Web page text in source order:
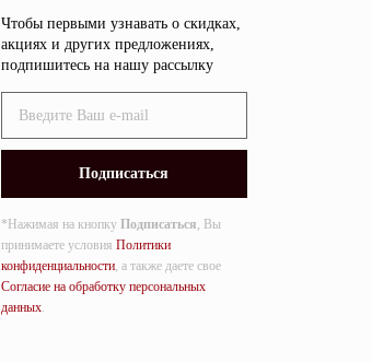
Чтобы первыми узнавать о скидках,
акциях и других предложениях,
подпишитесь на нашу рассылку
*Нажимая на кнопку Подписаться, Вы
принимаете условия Политики
конфиденциальности, а также даете свое
Согласие на обработку персональных
данных.